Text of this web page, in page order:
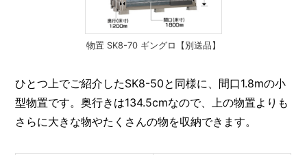
物置 SK8-70 ギングロ【別送品】
ひとつ上でご紹介したSK8-50と同様に、間口1.8mの小
型物置です。奥行きは134.5cmなので、上の物置よりも
さらに大きな物やたくさんの物を収納できます。